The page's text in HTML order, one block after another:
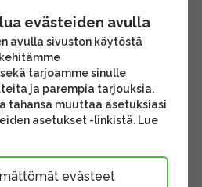
evästeiden avulla
avulla sivuston käytöstä
tarjoamme sinulle
ja parempia tarjouksia.
tahansa muuttaa asetuksiasi
asetukset -linkistä. Lue
evästeet